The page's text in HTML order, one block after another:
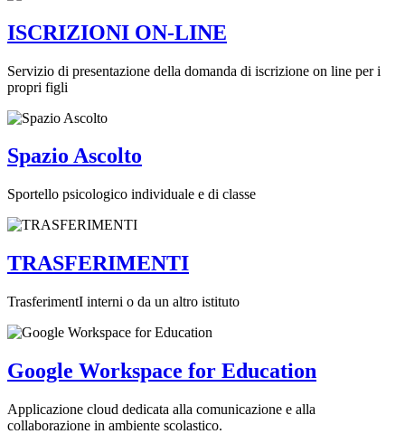
ISCRIZIONI ON-LINE
Servizio di presentazione della domanda di iscrizione on line per i
propri figli
Spazio Ascolto
Sportello psicologico individuale e di classe
TRASFERIMENTI
TrasferimentI interni o da un altro istituto
Google Workspace for Education
Applicazione cloud dedicata alla comunicazione e alla
collaborazione in ambiente scolastico.